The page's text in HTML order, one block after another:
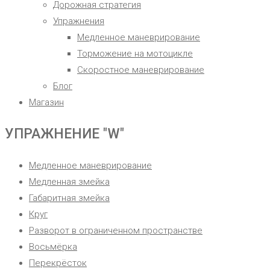
Дорожная стратегия
Упражнения
Медленное маневрирование
Торможение на мотоцикле
Скоростное маневрирование
Блог
Магазин
УПРАЖНЕНИЕ "W"
Медленное маневрирование
Медленная змейка
Габаритная змейка
Круг
Разворот в ограниченном пространстве
Восьмёрка
Перекрёсток